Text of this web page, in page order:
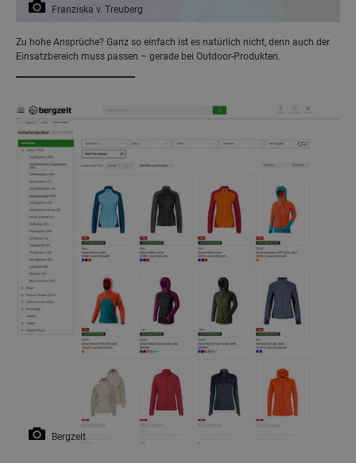
Franziska v. Treuberg
Zu hohe Ansprüche? Ganz so einfach ist es natürlich nicht, denn auch der
Einsatzbereich muss passen – gerade bei Outdoor-Produkten.
Bergzeit